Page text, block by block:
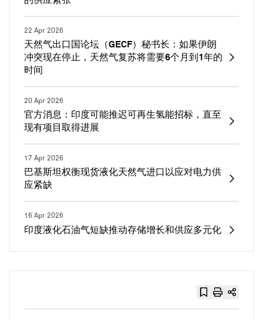
22 Apr 2026
天然气出口国论坛（GECF）秘书长：如果伊朗
冲突现在停止，天然气复苏将需要6个月到1年的
时间
20 Apr 2026
官方消息：印度可能推迟可再生氢能招标，直至
现有项目取得进展
17 Apr 2026
巴基斯坦权衡现货液化天然气进口以应对电力供
应紧缺
16 Apr 2026
印度液化石油气短缺推动存储增长和供应多元化